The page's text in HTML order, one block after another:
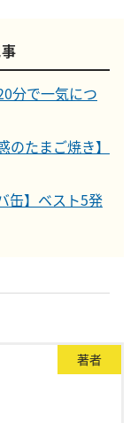
分で一気につ
のたまご焼き】
缶】ベスト5発
著者